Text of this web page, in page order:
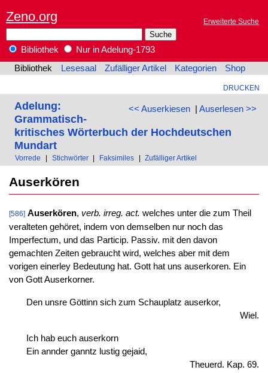
Zeno.org Erweiterte Suche
Bibliothek
Nur in Adelung-1793
Bibliothek
Lesesaal Zufälliger Artikel Kategorien Shop
DRUCKEN
<< Auserkiesen| Auserlesen >>
Adelung:
Grammatisch-
kritisches Wörterbuch der Hochdeutschen
Mundart
Vorrede Stichwörter Faksimiles Zufälliger Artikel
Auserkören
[586] Auserkören, verb. irreg. act. welches unter die zum Theil
veralteten gehöret, indem von demselben nur noch das
Imperfectum, und das Particip. Passiv. mit den davon
gemachten Zeiten gebraucht wird, welches aber mit dem
vorigen einerley Bedeutung hat. Gott hat uns auserkoren. Ein
von Gott Auserkorner.
Den unsre Göttinn sich zum Schauplatz auserkor,
Wiel.
Ich hab euch auserkorn
Ein annder ganntz lustig gejaid,
Theuerd. Kap. 69.